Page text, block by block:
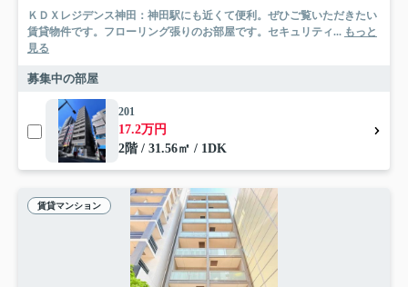
ＫＤＸレジデンス神田：神田駅にも近くて便利。ぜひご覧いただきたい
賃貸物件です。フローリング張りのお部屋です。セキュリティ... もっと
見る
募集中の部屋
201
17.2万円
2階 / 31.56㎡ / 1DK
賃貸マンション